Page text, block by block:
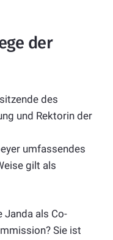
der
des
und Rektorin der
umfassendes
gilt als
Janda als Co-
Sie ist